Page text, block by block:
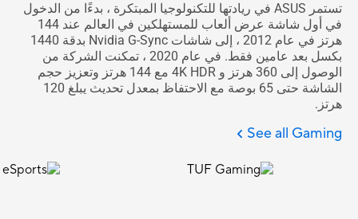
تستمر ASUS في ريادتها للتكنولوجيا المبتكرة ، بدءًا من الدخول
في أول شاشة عرض ألعاب للمستهلكين في العالم عند 144
هرتز في عام 2012 ، إلى شاشات Nvidia G-Sync بدقة 1440
بكسل بعد عامين فقط. في عام 2020 ، تمكنت الشركة من
الوصول إلى 360 هرتز و 4K HDR مع 144 هرتز وتعزيز حجم
الشاشة حتى 65 بوصة مع الاحتفاظ بمعدل تحديث يبلغ 120
هرتز.
See all Gaming